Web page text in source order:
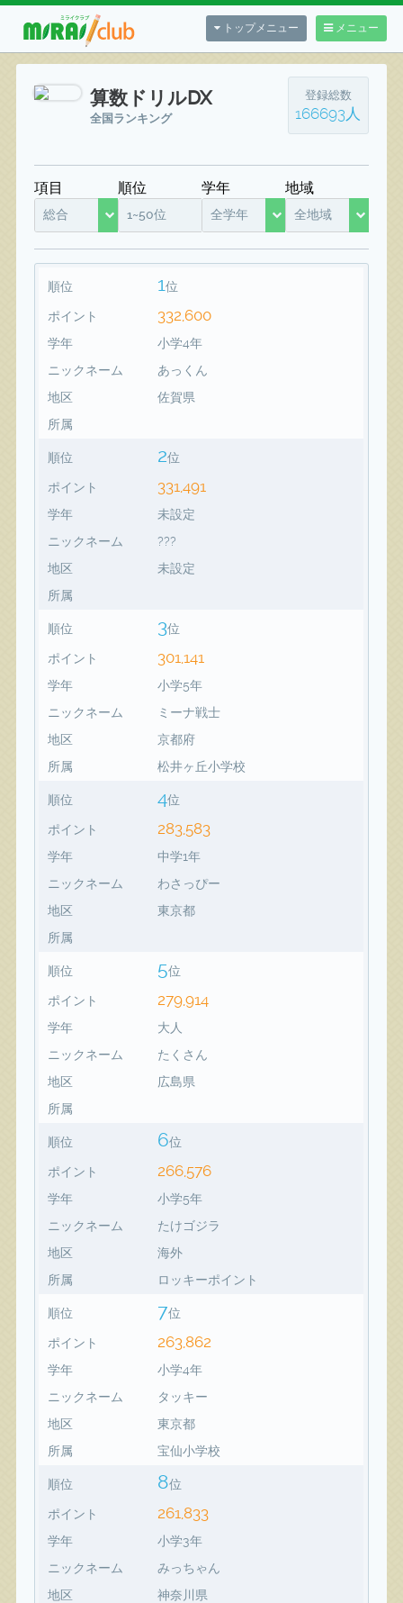
メニュー
トップメニュー
算数ドリルDX
全国ランキング
登録総数
166693人
項目
総合
順位
1~50位
学年
全学年
地域
全地域
順位 1位
ポイント 332,600
学年
小学4年
ニックネーム
あっくん
地区
佐賀県
所属
順位 2位
ポイント 331,491
学年
未設定
ニックネーム
???
地区
未設定
所属
順位 3位
ポイント 301,141
学年
小学5年
ニックネーム
ミーナ戦士
地区
京都府
所属
松井ヶ丘小学校
順位 4位
ポイント 283,583
学年
中学1年
ニックネーム
わさっぴー
地区
東京都
所属
順位 5位
ポイント 279,914
学年
大人
ニックネーム
たくさん
地区
広島県
所属
順位 6位
ポイント 266,576
学年
小学5年
ニックネーム
たけゴジラ
地区
海外
所属
ロッキーポイント
順位 7位
ポイント 263,862
学年
小学4年
ニックネーム
タッキー
地区
東京都
所属
宝仙小学校
順位 8位
ポイント 261,833
学年
小学3年
ニックネーム
みっちゃん
地区
神奈川県